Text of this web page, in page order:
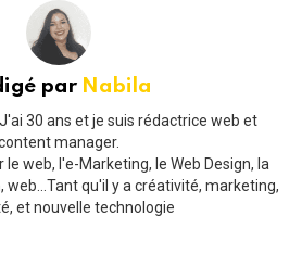
par Nabila
30 ans et je suis rédactrice web et
manager.
web, l'e-Marketing, le Web Design, la
web...Tant qu'il y a créativité, marketing,
et nouvelle technologie